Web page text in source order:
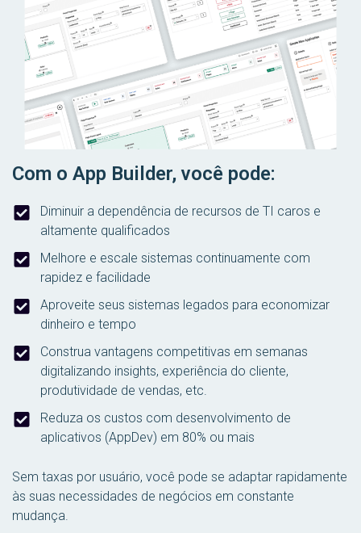
Com o App Builder, você pode:
Diminuir a dependência de recursos de TI caros e
altamente qualificados
Melhore e escale sistemas continuamente com
rapidez e facilidade
Aproveite seus sistemas legados para economizar
dinheiro e tempo
Construa vantagens competitivas em semanas
digitalizando insights, experiência do cliente,
produtividade de vendas, etc.
Reduza os custos com desenvolvimento de
aplicativos (AppDev) em 80% ou mais
Sem taxas por usuário, você pode se adaptar rapidamente
às suas necessidades de negócios em constante
mudança.